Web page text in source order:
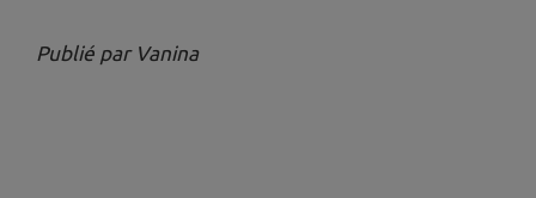
Publié par Vanina